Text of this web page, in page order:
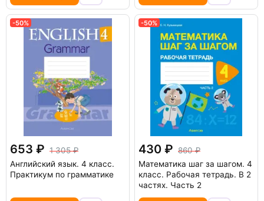
-50%
653
1 305
Английский язык. 4 класс.
Практикум по грамматике
-50%
430
860
Математика шаг за шагом. 4
класс. Рабочая тетрадь. В 2
частях. Часть 2